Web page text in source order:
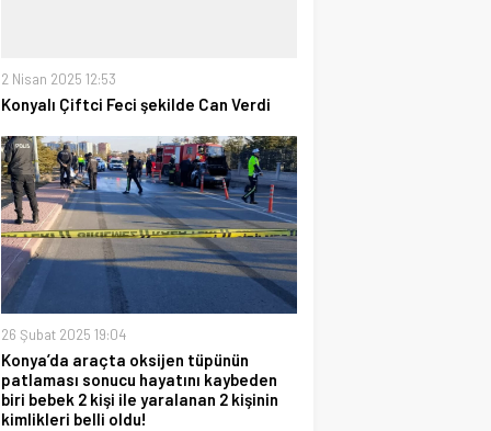
2 Nisan 2025 12:53
Konyalı Çiftci Feci şekilde Can Verdi
26 Şubat 2025 19:04
Konya’da araçta oksijen tüpünün
patlaması sonucu hayatını kaybeden
biri bebek 2 kişi ile yaralanan 2 kişinin
kimlikleri belli oldu!